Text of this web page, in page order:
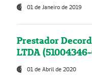
01 de Janeiro de 2019
Prestador
LTDA
01 de Abril de 2020